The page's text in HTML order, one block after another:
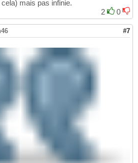
mais pas infinie.
2
0
#7